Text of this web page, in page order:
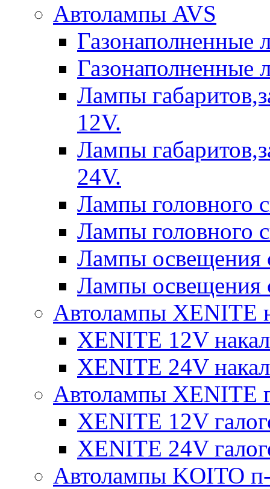
Автолампы AVS
Газонаполненные
Газонаполненные
Лампы
12V.
Лампы
24V.
Лампы головного
Лампы головного
Лампы освещения
Лампы освещения
Автолампы XENITE
XENITE 12V
XENITE 24V
Автолампы XENITE
XENITE 12V
XENITE 24V
Автолампы KOITO